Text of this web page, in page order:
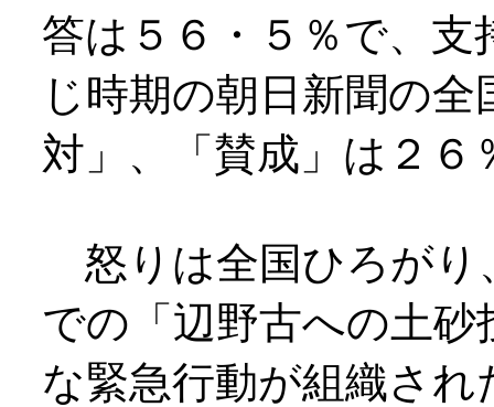
答は５６・５％で、
じ時期の朝日新聞の
対」、「賛成」は２６
怒りは全国ひろがり
での「辺野古への土
な緊急行動が組織され